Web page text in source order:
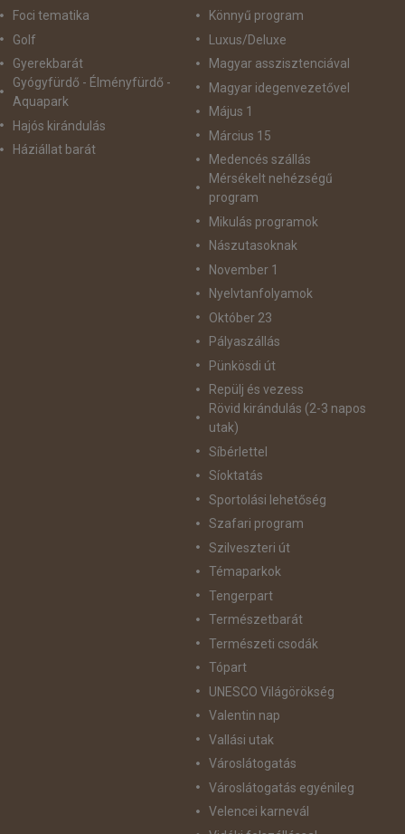
Foci tematika
Golf
Gyerekbarát
Gyógyfürdő - Élményfürdő -
Aquapark
Hajós kirándulás
Háziállat barát
Könnyű program
Luxus/Deluxe
Magyar asszisztenciával
Magyar idegenvezetővel
Május 1
Március 15
Medencés szállás
Mérsékelt nehézségű
program
Mikulás programok
Nászutasoknak
November 1
Nyelvtanfolyamok
Október 23
Pályaszállás
Pünkösdi út
Repülj és vezess
Rövid kirándulás (2-3 napos
utak)
Síbérlettel
Síoktatás
Sportolási lehetőség
Szafari program
Szilveszteri út
Témaparkok
Tengerpart
Természetbarát
Természeti csodák
Tópart
UNESCO Világörökség
Valentin nap
Vallási utak
Városlátogatás
Városlátogatás egyénileg
Velencei karnevál